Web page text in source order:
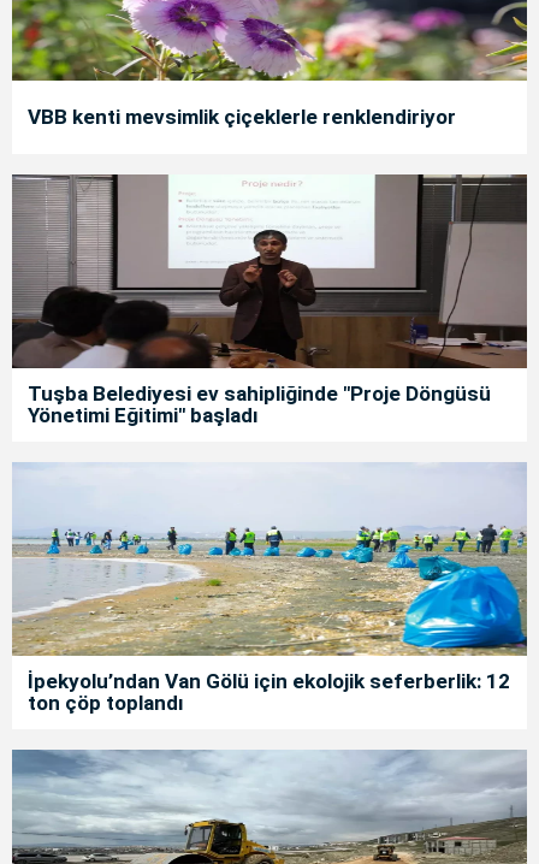
VBB kenti mevsimlik çiçeklerle renklendiriyor
Tuşba Belediyesi ev sahipliğinde "Proje Döngüsü
Yönetimi Eğitimi" başladı
İpekyolu’ndan Van Gölü için ekolojik seferberlik: 12
ton çöp toplandı